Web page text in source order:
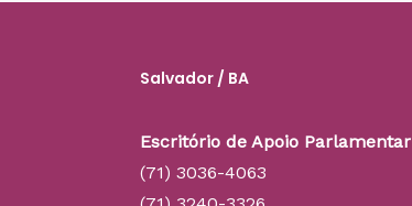
Salvador / BA
Escritório de Apoio Parlamentar
(71) 3036-4063